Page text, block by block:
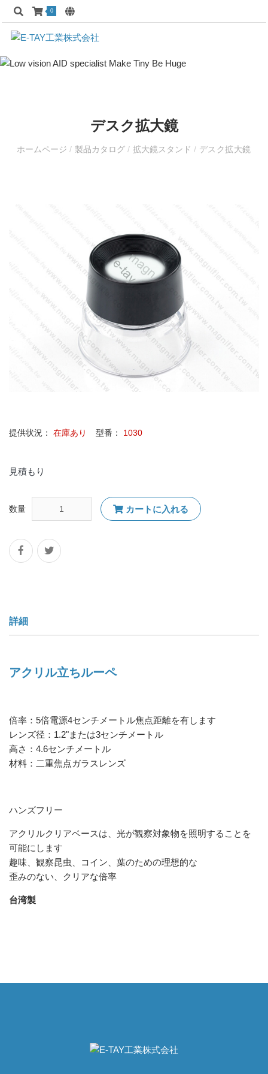
0
デスク拡大鏡
ホームページ/ 製品カタログ/ 拡大鏡スタンド/ デスク拡大鏡
提供状況： 在庫あり 型番： 1030
見積もり
数量 カートに入れる
詳細
アクリル立ちルーペ
倍率：5倍電源4センチメートル焦点距離を有します
レンズ径：1.2"または3センチメートル
高さ：4.6センチメートル
材料：二重焦点ガラスレンズ
ハンズフリー
アクリルクリアベースは、光が観察対象物を照明することを
可能にします
趣味、観察昆虫、コイン、葉のための理想的な
歪みのない、クリアな倍率
台湾製